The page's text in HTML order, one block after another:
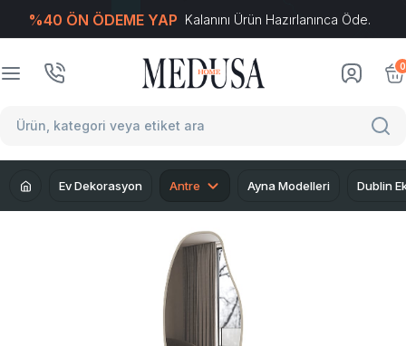
%40 ÖN ÖDEME YAP Kalanını Ürün Hazırlanınca Öde.
0
Ev Dekorasyon Antre Ayna Modelleri Dublin
T-Soft E-Ticaret Sistemleriyle Hazırlanmıştır.